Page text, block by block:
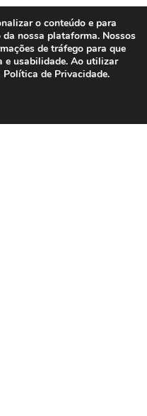
do SBPJor
no perfil
noYoutube.
o conteúdo e para
nossa plataforma. Nossos
de tráfego para que
e usabilidade. Ao utilizar
de Privacidade.